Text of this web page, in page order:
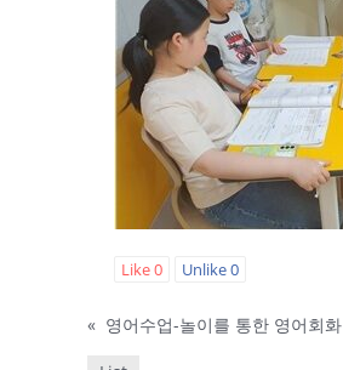
Like0 Unlike0
« 영어수업-놀이를 통한 영어회화